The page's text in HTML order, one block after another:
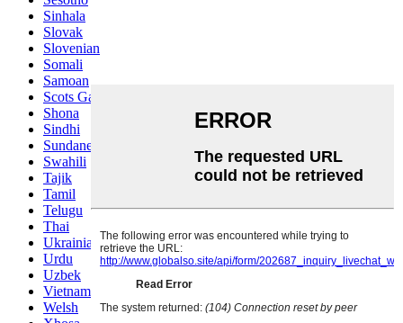
Sinhala
Slovak
Slovenian
Somali
Samoan
Scots Gaelic
Shona
Sindhi
Sundanese
Swahili
Tajik
Tamil
Telugu
Thai
Ukrainian
Urdu
Uzbek
Vietnamese
Welsh